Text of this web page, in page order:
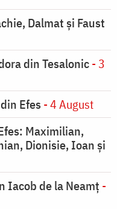
Dalmat şi Faust
din Tesalonic- 3
Efes - 4 August
Maximilian,
Dionisie, Ioan şi
Iacob de la Neamț -